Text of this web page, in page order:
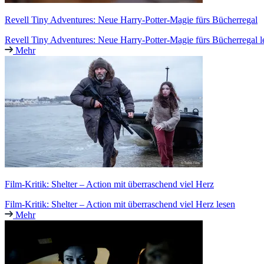
Revell Tiny Adventures: Neue Harry-Potter-Magie fürs Bücherregal
Revell Tiny Adventures: Neue Harry-Potter-Magie fürs Bücherregal
Mehr
Film-Kritik: Shelter – Action mit überraschend viel Herz
Film-Kritik: Shelter – Action mit überraschend viel Herz lesen
Mehr